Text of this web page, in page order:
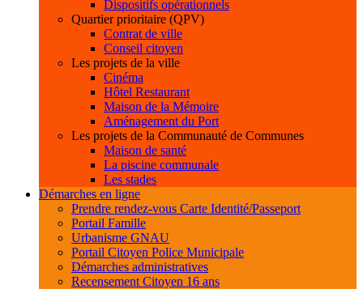
Dispositifs opérationnels
Quartier prioritaire (QPV)
Contrat de ville
Conseil citoyen
Les projets de la ville
Cinéma
Hôtel Restaurant
Maison de la Mémoire
Aménagement du Port
Les projets de la Communauté de Communes
Maison de santé
La piscine communale
Les stades
Démarches en ligne
Prendre rendez-vous Carte Identité/Passeport
Portail Famille
Urbanisme GNAU
Portail Citoyen Police Municipale
Démarches administratives
Recensement Citoyen 16 ans